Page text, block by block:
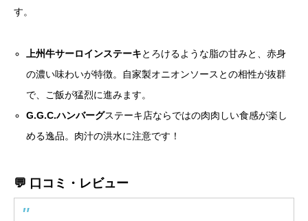
す。
上州牛サーロインステーキとろけるような脂の甘みと、赤身
の濃い味わいが特徴。自家製オニオンソースとの相性が抜群
で、ご飯が猛烈に進みます。
G.G.C.ハンバーグステーキ店ならではの肉肉しい食感が楽し
める逸品。肉汁の洪水に注意です！
💬 口コミ・レビュー